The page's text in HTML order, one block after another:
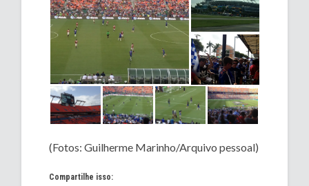
(Fotos: Guilherme Marinho/Arquivo pessoal)
Compartilhe isso: